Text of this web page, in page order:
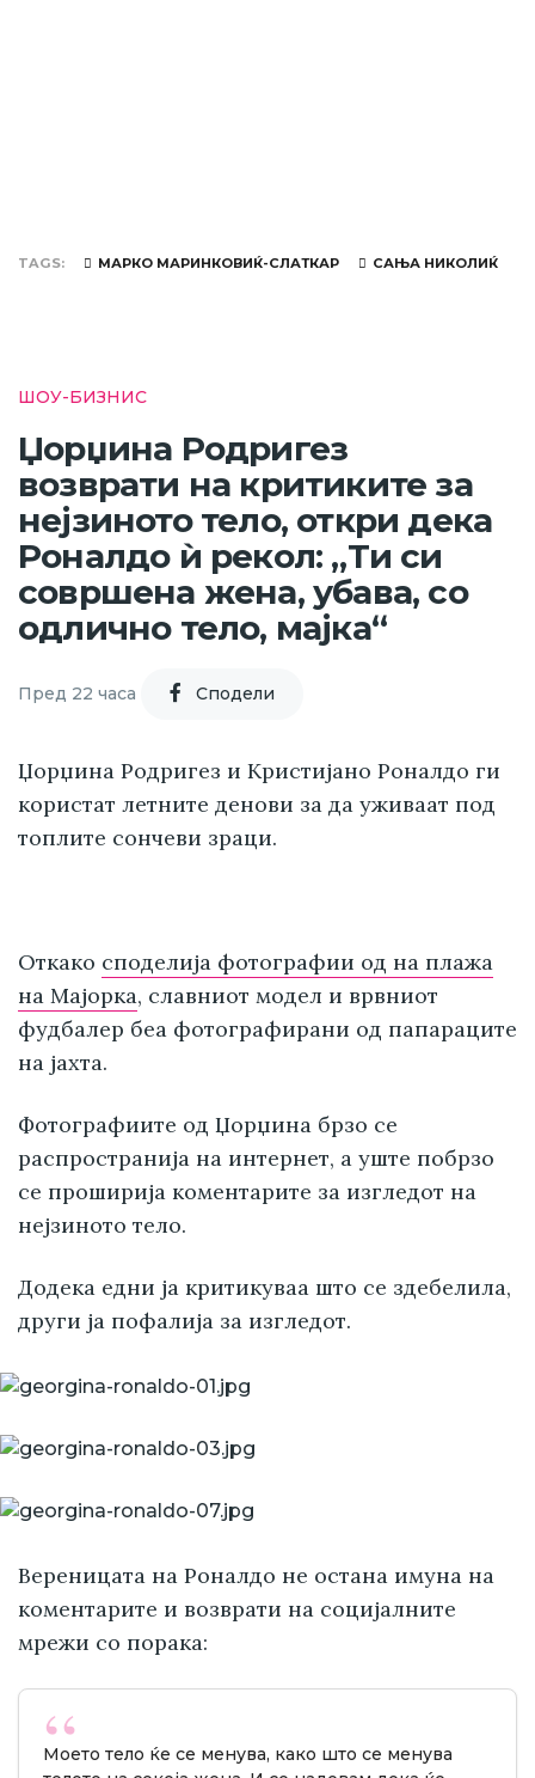
TAGS МАРКО МАРИНКОВИЌ-СЛАТКАР САЊА НИКОЛИЌ
ШОУ-БИЗНИС
Џорџина Родригез
возврати на критиките за
нејзиното тело, откри дека
Роналдо ѝ рекол: „Ти си
совршена жена, убава, со
одлично тело, мајка“
Пред 22 часа Cподели
Џорџина Родригез и Кристијано Роналдо ги
користат летните денови за да уживаат под
топлите сончеви зраци.
Откако споделија фотографии од на плажа
на Мајорка, славниот модел и врвниот
фудбалер беа фотографирани од папараците
на јахта.
Фотографиите од Џорџина брзо се
распространија на интернет, а уште побрзо
се проширија коментарите за изгледот на
нејзиното тело.
Додека едни ја критикуваа што се здебелила,
други ја пофалија за изгледот.
Вереницата на Роналдо не остана имуна на
коментарите и возврати на социјалните
мрежи со порака:
Моето тело ќе се менува, како што се менува